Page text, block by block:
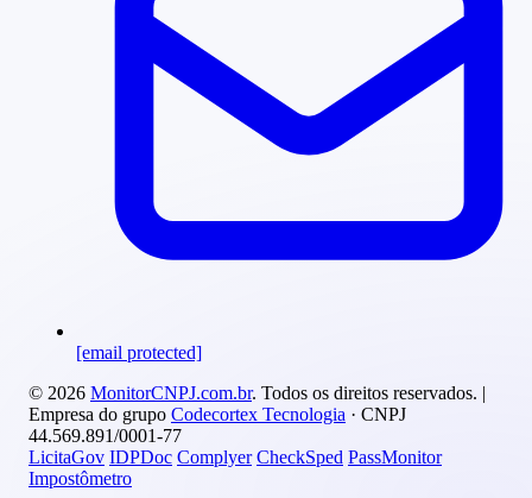
[email protected]
© 2026 MonitorCNPJ.com.br. Todos os direitos reservados. |
Empresa do grupo Codecortex Tecnologia · CNPJ
44.569.891/0001-77
LicitaGov IDPDoc Complyer CheckSped PassMonitor
Impostômetro